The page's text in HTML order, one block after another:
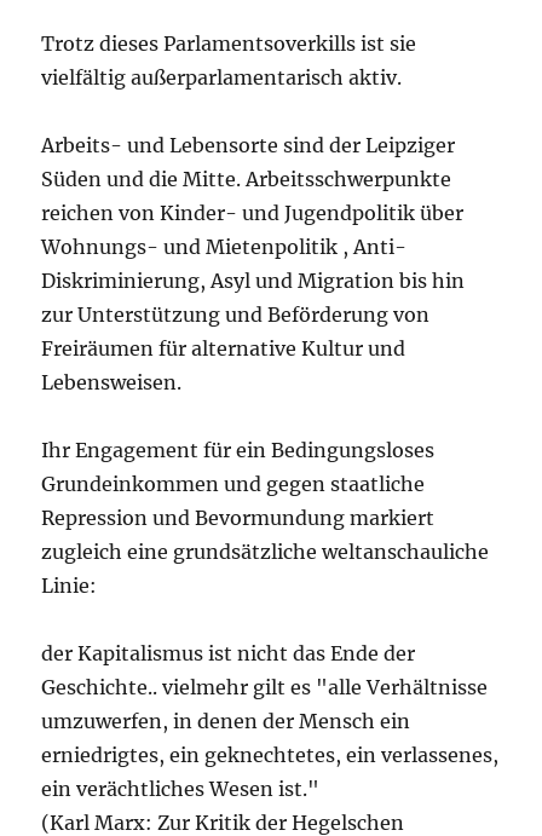
Trotz dieses Parlamentsoverkills ist sie
vielfältig außerparlamentarisch aktiv.
Arbeits- und Lebensorte sind der Leipziger
Süden und die Mitte. Arbeitsschwerpunkte
reichen von Kinder- und Jugendpolitik über
Wohnungs- und Mietenpolitik , Anti-
Diskriminierung, Asyl und Migration bis hin
zur Unterstützung und Beförderung von
Freiräumen für alternative Kultur und
Lebensweisen.
Ihr Engagement für ein Bedingungsloses
Grundeinkommen und gegen staatliche
Repression und Bevormundung markiert
zugleich eine grundsätzliche weltanschauliche
Linie:
der Kapitalismus ist nicht das Ende der
Geschichte.. vielmehr gilt es "alle Verhältnisse
umzuwerfen, in denen der Mensch ein
erniedrigtes, ein geknechtetes, ein verlassenes,
ein verächtliches Wesen ist."
(Karl Marx: Zur Kritik der Hegelschen